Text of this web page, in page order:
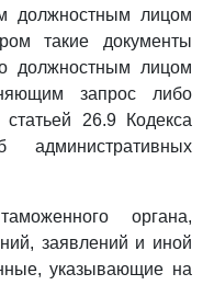
должностным лицом
такие документы
должностным лицом
запрос либо
26.9 Кодекса
органа,
заявлений и иной
указывающие на